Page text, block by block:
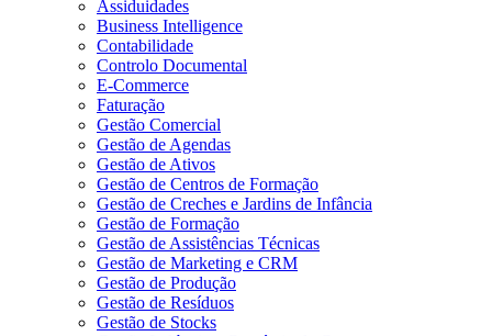
Assiduidades
Business Intelligence
Contabilidade
Controlo Documental
E-Commerce
Faturação
Gestão Comercial
Gestão de Agendas
Gestão de Ativos
Gestão de Centros de Formação
Gestão de Creches e Jardins de Infância
Gestão de Formação
Gestão de Assistências Técnicas
Gestão de Marketing e CRM
Gestão de Produção
Gestão de Resíduos
Gestão de Stocks